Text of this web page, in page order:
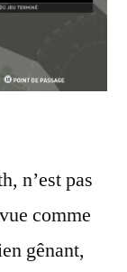
n’est pas
comme
gênant,